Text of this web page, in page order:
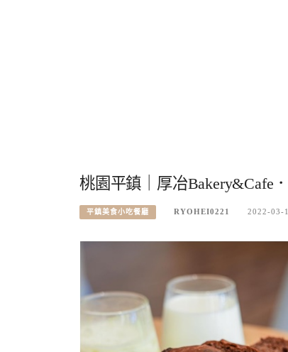
桃園平鎮｜厚冶Bakery&Cafe
平鎮美食小吃餐廳 RYOHEI0221 2022-03-